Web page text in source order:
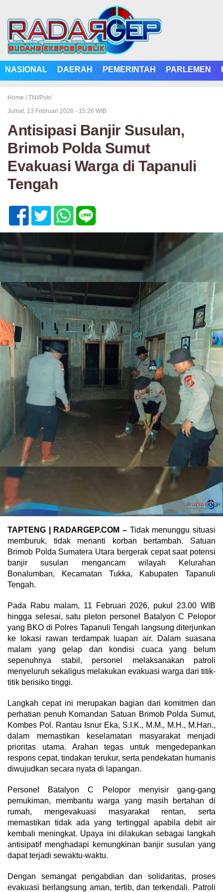
NASIONAL DAERAH PEMERINTAH PARLEMEN
Home / TNI/Polri
Jumat, 13 Februari 2026 - 15:26 WIB
Antisipasi Banjir Susulan,
Brimob Polda Sumut
Evakuasi Warga di Tapanuli
Tengah
TAPTENG | RADARGEP.COM – Tidak menunggu situasi
memburuk, tidak menanti korban bertambah. Satuan
Brimob Polda Sumatera Utara bergerak cepat saat potensi
banjir susulan mengancam wilayah Kelurahan
Bonalumban, Kecamatan Tukka, Kabupaten Tapanuli
Tengah.
Pada Rabu malam, 11 Februari 2026, pukul 23.00 WIB
hingga selesai, satu pleton personel Batalyon C Pelopor
yang BKO di Polres Tapanuli Tengah langsung diterjunkan
ke lokasi rawan terdampak luapan air. Dalam suasana
malam yang gelap dan kondisi cuaca yang belum
sepenuhnya stabil, personel melaksanakan patroli
menyeluruh sekaligus melakukan evakuasi warga dari titik-
titik berisiko tinggi.
Langkah cepat ini merupakan bagian dari komitmen dan
perhatian penuh Komandan Satuan Brimob Polda Sumut,
Kombes Pol. Rantau Isnur Eka, S.I.K., M.M., M.H., M.Han.,
dalam memastikan keselamatan masyarakat menjadi
prioritas utama. Arahan tegas untuk mengedepankan
respons cepat, tindakan terukur, serta pendekatan humanis
diwujudkan secara nyata di lapangan.
Personel Batalyon C Pelopor menyisir gang-gang
pemukiman, membantu warga yang masih bertahan di
rumah, mengevakuasi masyarakat rentan, serta
memastikan tidak ada yang tertinggal apabila debit air
kembali meningkat. Upaya ini dilakukan sebagai langkah
antisipatif menghadapi kemungkinan banjir susulan yang
dapat terjadi sewaktu-waktu.
Dengan semangat pengabdian dan solidaritas, proses
evakuasi berlangsung aman, tertib, dan terkendali. Patroli